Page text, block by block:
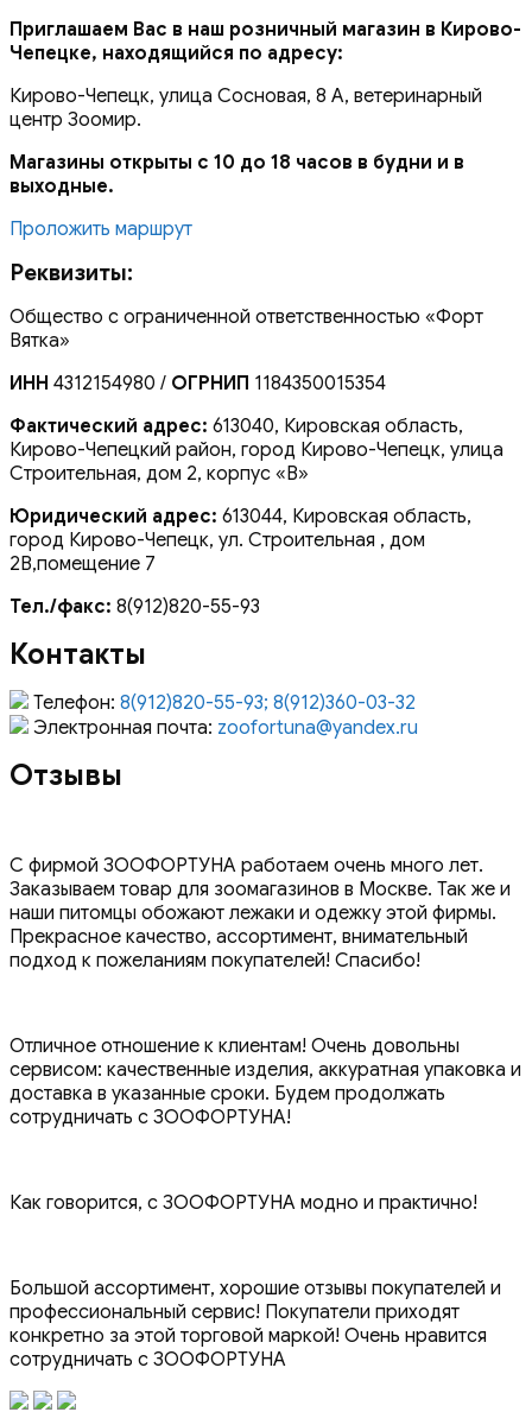
Приглашаем Вас в наш розничный магазин в Кирово-
Чепецке, находящийся по адресу:
Кирово-Чепецк, улица Сосновая, 8 А, ветеринарный
центр Зоомир.
Магазины открыты с 10 до 18 часов в будни и в
выходные.
Проложить маршрут
Реквизиты:
Общество с ограниченной ответственностью «Форт
Вятка»
ИНН 4312154980 / ОГРНИП 1184350015354
Фактический адрес: 613040, Кировская область,
Кирово-Чепецкий район, город Кирово-Чепецк, улица
Строительная, дом 2, корпус «В»
Юридический адрес: 613044, Кировская область,
город Кирово-Чепецк, ул. Строительная , дом
2В,помещение 7
Тел./факс: 8(912)820-55-93
Контакты
Телефон: 8(912)820-55-93; 8(912)360-03-32
Электронная почта: zoofortuna@yandex.ru
Отзывы
С фирмой ЗООФОРТУНА работаем очень много лет.
Заказываем товар для зоомагазинов в Москве. Так же и
наши питомцы обожают лежаки и одежку этой фирмы.
Прекрасное качество, ассортимент, внимательный
подход к пожеланиям покупателей! Спасибо!
Отличное отношение к клиентам! Очень довольны
сервисом: качественные изделия, аккуратная упаковка и
доставка в указанные сроки. Будем продолжать
сотрудничать с ЗООФОРТУНА!
Как говорится, с ЗООФОРТУНА модно и практично!
Большой ассортимент, хорошие отзывы покупателей и
профессиональный сервис! Покупатели приходят
конкретно за этой торговой маркой! Очень нравится
сотрудничать с ЗООФОРТУНА